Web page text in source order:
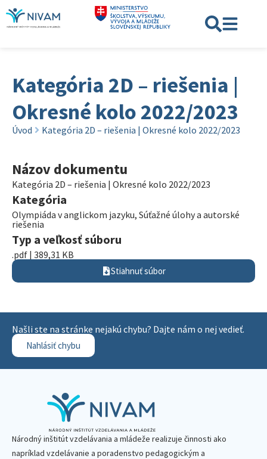
Kategória 2D – riešenia |
Okresné kolo 2022/2023
Úvod Kategória 2D – riešenia | Okresné kolo 2022/2023
Názov dokumentu
Kategória 2D – riešenia | Okresné kolo 2022/2023
Kategória
Olympiáda v anglickom jazyku, Súťažné úlohy a autorské
riešenia
Typ a veľkosť súboru
.pdf | 389,31 KB
Stiahnuť súbor
Našli ste na stránke nejakú chybu? Dajte nám o nej vedieť.
Nahlásiť chybu
Národný inštitút vzdelávania a mládeže realizuje činnosti ako
napríklad vzdelávanie a poradenstvo pedagogickým a